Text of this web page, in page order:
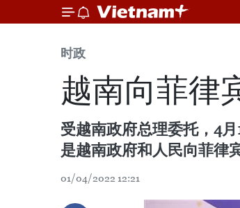
时政
越南向菲律
受越南政府总理委托，4
是越南政府和人民向菲律
01/04/2022 12:21